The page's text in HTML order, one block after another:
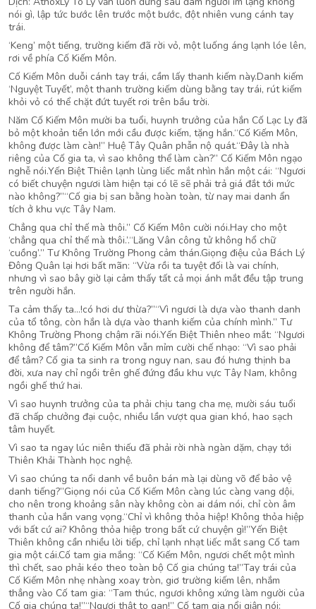
nói gì, lập tức bước lên trước một bước, đột nhiên vung cánh tay
trái.
‘Keng’ một tiếng, trường kiếm đã rời vỏ, một luống áng lạnh lóe lên,
rơi về phía Cố Kiếm Môn.
Cố Kiếm Môn duỗi cánh tay trái, cầm lấy thanh kiếm này.Danh kiếm
‘Nguyệt Tuyết’, một thanh trường kiếm dùng bằng tay trái, rút kiếm
khỏi vỏ có thể chặt đứt tuyết rơi trên bầu trời.
Năm Cố Kiếm Môn mười ba tuổi, huynh trưởng của hắn Cố Lạc Ly đã
bỏ một khoản tiền lớn mới cầu được kiếm, tặng hắn.“Cố Kiếm Môn,
không được làm càn!” Huệ Tây Quân phẫn nộ quát.“Đây là nhà
riêng của Cố gia ta, vì sao không thể làm càn?” Cố Kiếm Môn ngạo
nghễ nói.Yến Biệt Thiên lạnh lùng liếc mắt nhìn hắn một cái: “Ngươi
có biết chuyện ngươi làm hiện tại có lẽ sẽ phải trả giá đắt tới mức
nào không?”“Cố gia bị san bằng hoàn toàn, từ nay mai danh ẩn
tích ở khu vực Tây Nam.
Chẳng qua chỉ thế mà thôi.” Cố Kiếm Môn cười nói.Hay cho một
‘chẳng qua chỉ thế mà thôi.’.“Lăng Vân công tử không hổ chữ
‘cuồng’.” Tư Không Trường Phong cảm thán.Giọng điệu của Bách Lý
Đông Quân lại hơi bất mãn: “Vừa rồi ta tuyệt đối là vai chính,
nhưng vì sao bây giờ lại cảm thấy tất cả mọi ánh mắt đều tập trung
trên người hắn.
Ta cảm thấy ta…!có hơi dư thừa?”“Vì ngươi là dựa vào thanh danh
của tổ tông, còn hắn là dựa vào thanh kiếm của chính mình.” Tư
Không Trường Phong chậm rãi nói.Yến Biệt Thiên nheo mắt: “Ngươi
không để tâm?”Cố Kiếm Môn vẫn mỉm cười chế nhạo: “Vì sao phải
để tâm? Cố gia ta sinh ra trong nguy nan, sau đó hưng thịnh ba
đời, xưa nay chỉ ngồi trên ghế đứng đầu khu vực Tây Nam, không
ngồi ghế thứ hai.
Vì sao huynh trưởng của ta phải chịu tang cha mẹ, mười sáu tuổi
đã chấp chưởng đại cuộc, nhiều lần vượt qua gian khó, hao sạch
tâm huyết.
Vì sao ta ngay lúc niên thiếu đã phải rời nhà ngàn dặm, chạy tới
Thiên Khải Thành học nghệ.
Vì sao chúng ta nổi danh về buôn bán mà lại dùng võ để bảo vệ
danh tiếng?”Giọng nói của Cố Kiếm Môn càng lúc càng vang dội,
cho nên trong khoảng sân này không còn ai dám nói, chỉ còn âm
thanh của hắn vang vọng.“Chỉ vì không thỏa hiệp! Không thỏa hiệp
với bất cứ ai? Không thỏa hiệp trong bất cứ chuyện gì!”Yến Biệt
Thiên không cần nhiều lời tiếp, chỉ lạnh nhạt liếc mắt sang Cố tam
gia một cái.Cố tam gia mắng: “Cố Kiếm Môn, ngươi chết một mình
thì chết, sao phải kéo theo toàn bộ Cố gia chúng ta!”Tay trái của
Cố Kiếm Môn nhẹ nhàng xoay tròn, giơ trường kiếm lên, nhắm
thẳng vào Cố tam gia: “Tam thúc, ngươi không xứng làm người của
Cố gia chúng ta!”“Ngươi thật to gan!” Cố tam gia nổi giận nói: